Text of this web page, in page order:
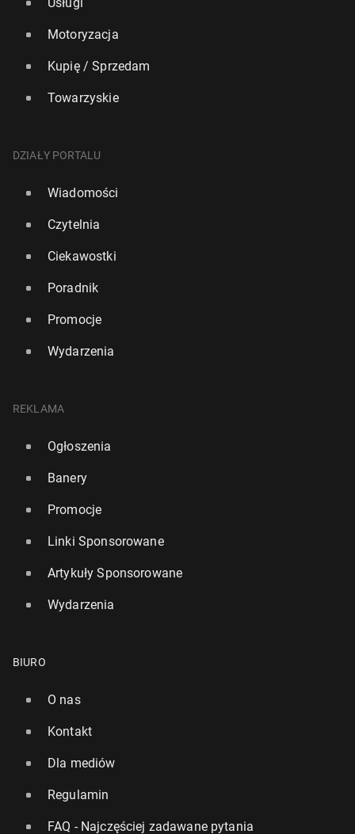
Motoryzacja
Kupię / Sprzedam
Towarzyskie
DZIAŁY PORTALU
Wiadomości
Czytelnia
Ciekawostki
Poradnik
Promocje
Wydarzenia
REKLAMA
Ogłoszenia
Banery
Promocje
Linki Sponsorowane
Artykuły Sponsorowane
Wydarzenia
BIURO
O nas
Kontakt
Dla mediów
Regulamin
FAQ - Najczęściej zadawane pytania